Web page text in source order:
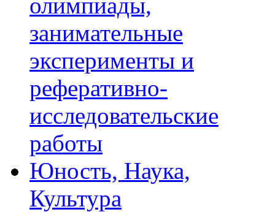
занимательные
эксперименты и
реферативно-
исследовательские
работы
Юность, Наука,
Культура